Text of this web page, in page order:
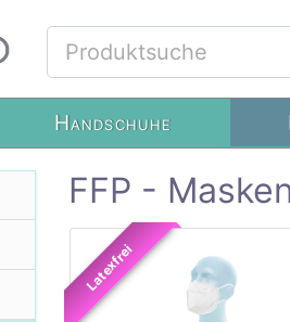
Handschuhe
FFP -
Latexfrei